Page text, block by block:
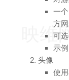
一
方
可
示
头像
使
映维